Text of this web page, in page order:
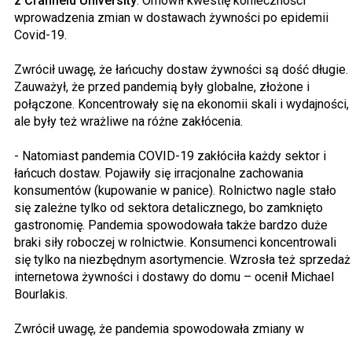
wprowadzenia zmian w dostawach żywności po epidemii
Covid-19.
Zwrócił uwagę, że łańcuchy dostaw żywności są dość długie.
Zauważył, że przed pandemią były globalne, złożone i
połączone. Koncentrowały się na ekonomii skali i wydajności,
ale były też wrażliwe na różne zakłócenia.
- Natomiast pandemia COVID-19 zakłóciła każdy sektor i
łańcuch dostaw. Pojawiły się irracjonalne zachowania
konsumentów (kupowanie w panice). Rolnictwo nagle stało
się zależne tylko od sektora detalicznego, bo zamknięto
gastronomię. Pandemia spowodowała także bardzo duże
braki siły roboczej w rolnictwie. Konsumenci koncentrowali
się tylko na niezbędnym asortymencie. Wzrosła też sprzedaż
internetowa żywności i dostawy do domu – ocenił Michael
Bourlakis.
Zwrócił uwagę, że pandemia spowodowała zmiany w